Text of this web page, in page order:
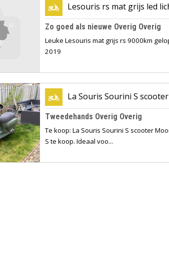
Lesouris rs mat grijs led
Zo goed als nieuwe Overig Overig
Leuke Lesouris mat grijs rs 9000km
2019
La Souris Sourini S scooter
Tweedehands Overig Overig
Te koop: La Souris Sourini S scooter
S te koop. Ideaal voo...